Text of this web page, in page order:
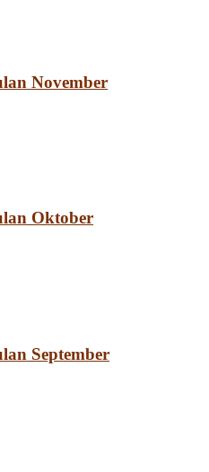
November
Oktober
September